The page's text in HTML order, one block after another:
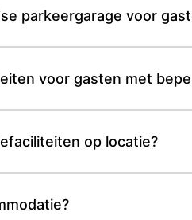
parkeergarage voor
voor gasten met
op locatie?